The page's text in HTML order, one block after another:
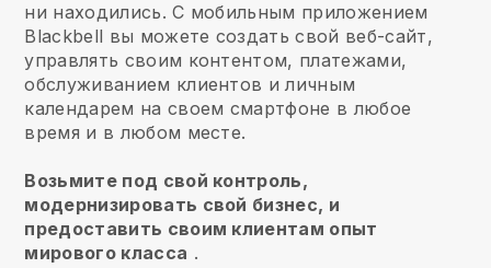
ни находились. С мобильным приложением
Blackbell вы можете создать свой веб-сайт,
управлять своим контентом, платежами,
обслуживанием клиентов и личным
календарем на своем смартфоне в любое
время и в любом месте.
Возьмите под свой контроль,
модернизировать свой бизнес, и
предоставить своим клиентам опыт
мирового класса .